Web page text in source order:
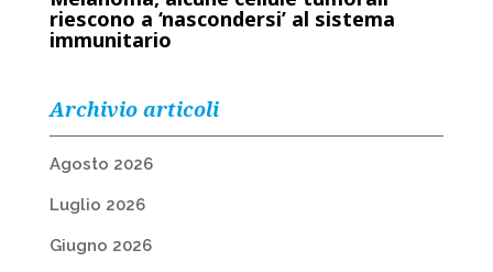
riescono a ‘nascondersi’ al sistema
immunitario
Archivio articoli
Agosto 2026
Luglio 2026
Giugno 2026